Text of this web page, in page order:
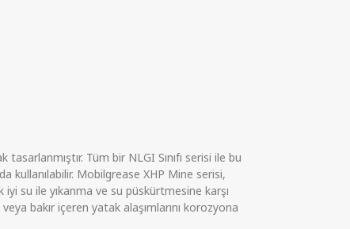
Tüm bir NLGI Sınıfı serisi ile bu
kullanılabilir. Mobilgrease XHP Mine serisi,
su ile yıkanma ve su püskürtmesine karşı
bakır içeren yatak alaşımlarını korozyona